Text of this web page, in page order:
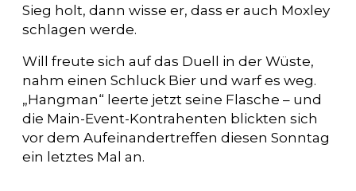
Sieg holt, dann wisse er, dass er auch Moxley
schlagen werde.
Will freute sich auf das Duell in der Wüste,
nahm einen Schluck Bier und warf es weg.
„Hangman“ leerte jetzt seine Flasche – und
die Main-Event-Kontrahenten blickten sich
vor dem Aufeinandertreffen diesen Sonntag
ein letztes Mal an.